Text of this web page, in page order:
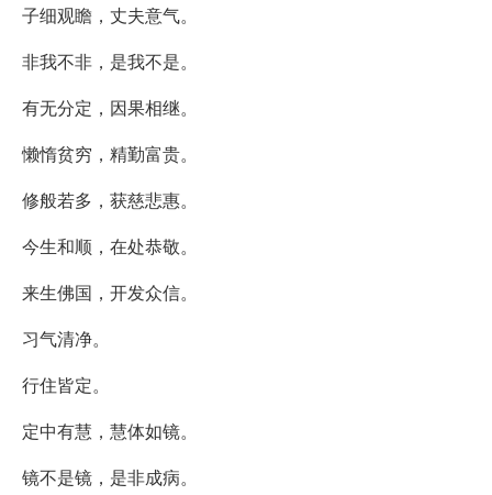
子细观瞻，丈夫意气。
非我不非，是我不是。
有无分定，因果相继。
懒惰贫穷，精勤富贵。
修般若多，获慈悲惠。
今生和顺，在处恭敬。
来生佛国，开发众信。
习气清净。
行住皆定。
定中有慧，慧体如镜。
镜不是镜，是非成病。